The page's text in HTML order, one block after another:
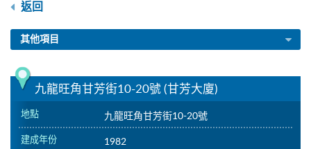
返回
其他項目
九龍旺角甘芳街10-20號 (甘芳大廈)
地點 九龍旺角甘芳街10-20號
建成年份 1982